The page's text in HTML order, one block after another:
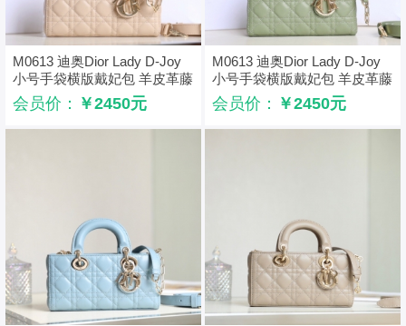
M0613 迪奥Dior Lady D-Joy
小号手袋横版戴妃包 羊皮革藤
格纹 裸粉色
会员价： ￥2450元
M0613 迪奥Dior Lady D-Joy
小号手袋横版戴妃包 羊皮革藤
格纹 绿色
会员价： ￥2450元